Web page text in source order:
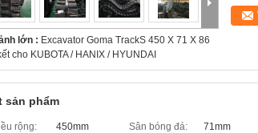
lớn : Excavator Goma TrackS 450 X 71 X 86
cho KUBOTA / HANIX / HYUNDAI
sản phẩm
rộng: 450mm Sân bóng đá: 71mm